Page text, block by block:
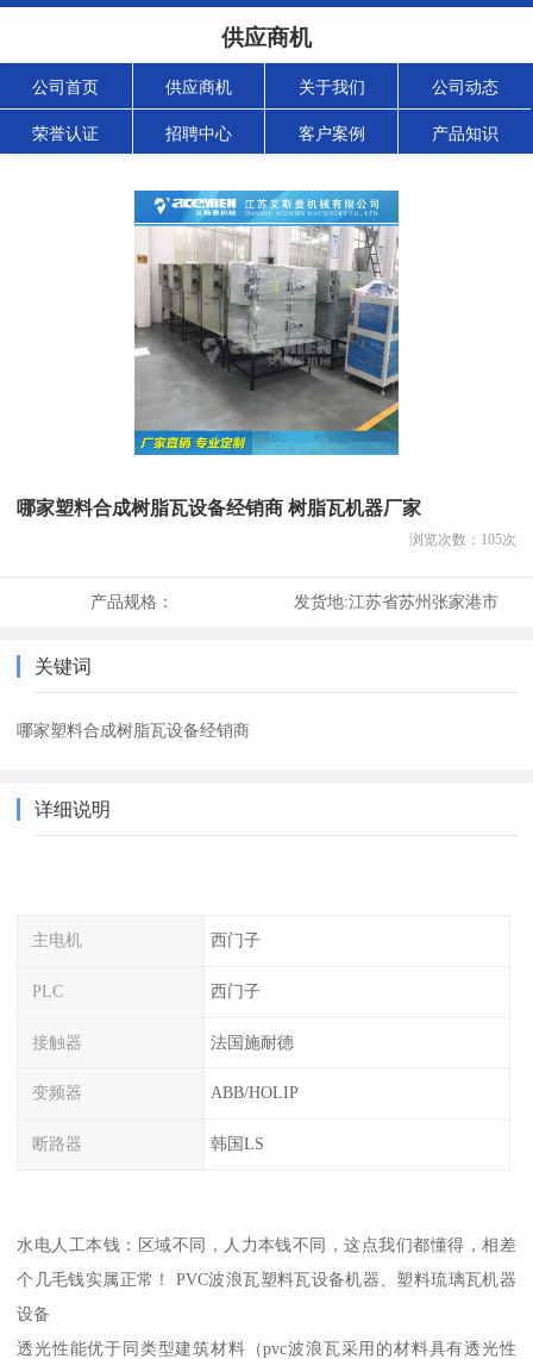
供应商机
公司首页 供应商机 关于我们 公司动态
荣誉认证 招聘中心 客户案例 产品知识
哪家塑料合成树脂瓦设备经销商 树脂瓦机器厂家
浏览次数： 105次
产品规格： 发货地:江苏省苏州张家港市
关键词
哪家塑料合成树脂瓦设备经销商
详细说明
主电机 西门子
PLC 西门子
接触器 法国施耐德
变频器 ABB/HOLIP
断路器 韩国LS
水电人工本钱：区域不同，人力本钱不同，这点我们都懂得，相差
个几毛钱实属正常！ PVC波浪瓦塑料瓦设备机器、塑料琉璃瓦机器
设备
透光性能优于同类型建筑材料（pvc波浪瓦采用的材料具有透光性